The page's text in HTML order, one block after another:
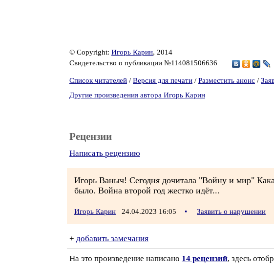
© Copyright: Игорь Карин, 2014
Свидетельство о публикации №114081506636
Список читателей / Версия для печати / Разместить анонс /
Другие произведения автора Игорь Карин
Рецензии
Написать рецензию
Игорь Ваныч! Сегодня дочитала "Войну и мир"
было. Война второй год жестко идёт...
Игорь Карин 24.04.2023 16:05 • Заявить о нарушении
+ добавить замечания
На это произведение написано 14 рецензий, здесь